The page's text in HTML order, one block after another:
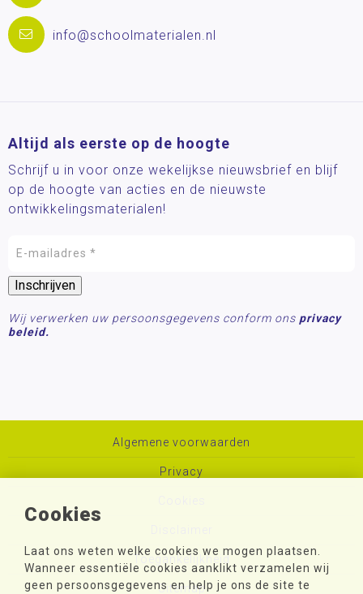
Cookies
Laat ons weten welke cookies we mogen plaatsen.
Wanneer essentiële cookies aanklikt verzamelen wij
geen persoonsgegevens en help je ons de site te
info@schoolmaterialen.nl
Altijd als eerste op de hoogte
Schrijf u in voor onze wekelijkse nieuwsbrief en blijf
op de hoogte van acties en de nieuwste
ontwikkelingsmaterialen!
Wij verwerken uw persoonsgegevens conform ons privacy
beleid.
Algemene voorwaarden
Privacy
Toegankelijkheid
Sitemap